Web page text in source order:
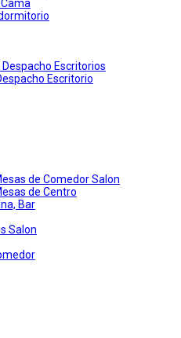
Escritorios
Escritorio
de Comedor Salon
de Centro
Bar
Salon